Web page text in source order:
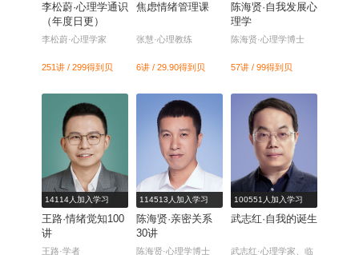
李松蔚·心理学通识
（年度日更）
李松蔚·心理学家
251讲 / 299得到贝
焦虑情绪管理课
张慧·心理教练
6讲 / 29.90得到贝
陈海贤·自我发展心
理学
陈海贤·心理学博士
57讲 / 99得到贝
14114人加入学习
王路·情绪觉知100
讲
王路·学者
114513人加入学习
陈海贤·亲密关系
30讲
陈海贤·心理学博士
100551人加入学习
武志红·自我的诞生
武志红·心理学家、临